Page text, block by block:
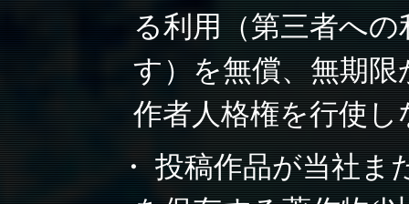
る利用（第三者へ
す）を無償、無期
作者人格権を行使
・ 投稿作品が当社ま